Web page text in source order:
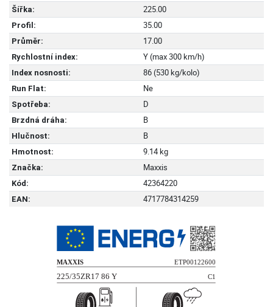
Šířka: 225.00
Profil: 35.00
Průměr: 17.00
Rychlostní index: Y (max 300 km/h)
Index nosnosti: 86 (530 kg/kolo)
Run Flat: Ne
Spotřeba: D
Brzdná dráha: B
Hlučnost: B
Hmotnost: 9.14 kg
Značka: Maxxis
Kód: 42364220
EAN: 4717784314259